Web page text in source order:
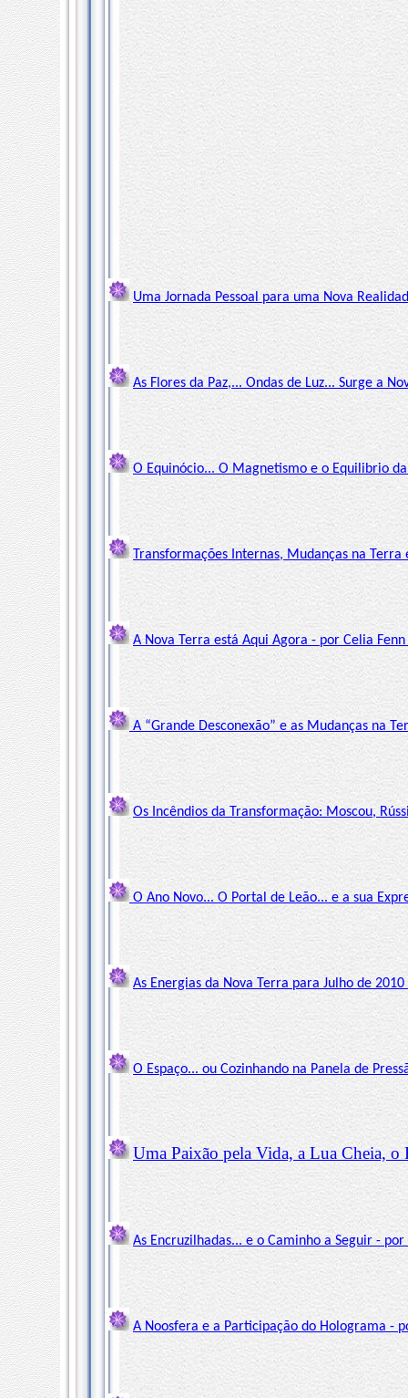
Uma Jornada Pessoal para uma Nova
As Flores da Paz,... Ondas de Luz... Surge a
O Equinócio... O Magnetismo e o Equilibrio
Transformações Internas, Mudanças na
A Nova Terra está Aqui Agora - por Celia
A “Grande Desconexão” e as Mudanças na
Os Incêndios da Transformação: Moscou,
O Ano Novo... O Portal de Leão... e a sua
As Energias da Nova Terra para Julho de
O Espaço... ou Cozinhando na Panela de
Uma Paixão pela Vida, a Lua Cheia,
As Encruzilhadas... e o Caminho a Seguir -
A Noosfera e a Participação do Holograma -